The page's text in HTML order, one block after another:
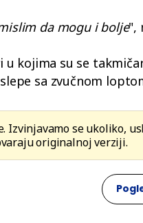
da mogu i bolje",
kojima su se
sa zvučnom
Izvinjavamo se ukoliko,
originalnoj verziji.